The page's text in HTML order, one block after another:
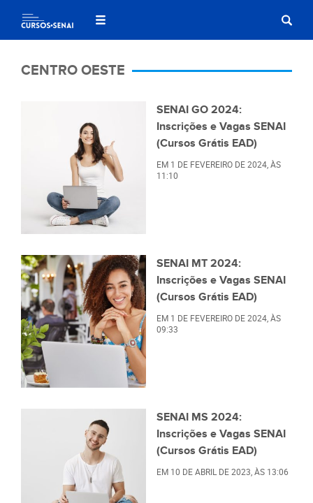
CENTRO OESTE
SENAI GO 2024:
Inscrições e Vagas SENAI
(Cursos Grátis EAD)
EM 1 DE FEVEREIRO DE 2024 , ÀS
11:10
SENAI MT 2024:
Inscrições e Vagas SENAI
(Cursos Grátis EAD)
EM 1 DE FEVEREIRO DE 2024 , ÀS
09:33
SENAI MS 2024:
Inscrições e Vagas SENAI
(Cursos Grátis EAD)
EM 10 DE ABRIL DE 2023, ÀS 13:06